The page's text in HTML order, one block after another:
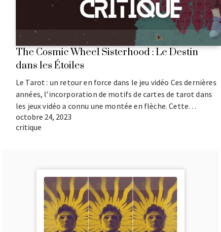
The Cosmic Wheel Sisterhood : Le Destin
dans les Étoiles
Le Tarot : un retour en force dans le jeu vidéo Ces dernières
années, l’incorporation de motifs de cartes de tarot dans
les jeux vidéo a connu une montée en flèche. Cette…
octobre 24, 2023
critique